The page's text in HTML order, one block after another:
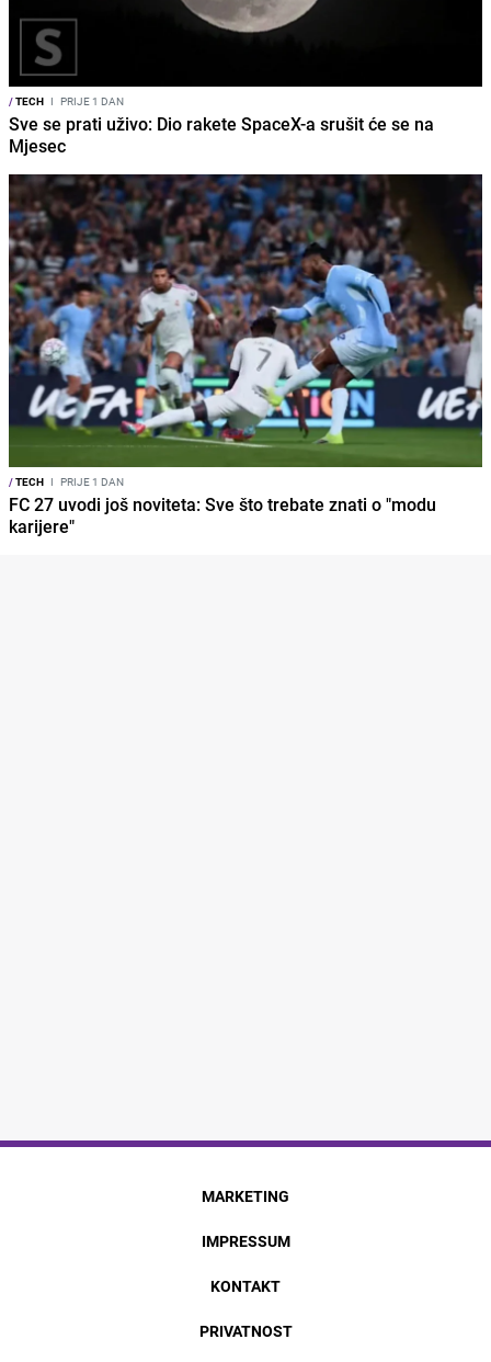
/TECH I PRIJE 1 DAN
Sve se prati uživo: Dio rakete SpaceX-a srušit će se na
Mjesec
/TECH I PRIJE 1 DAN
FC 27 uvodi još noviteta: Sve što trebate znati o "modu
karijere"
MARKETING
IMPRESSUM
KONTAKT
PRIVATNOST